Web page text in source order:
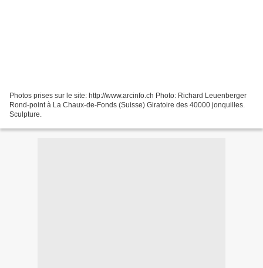
Photos prises sur le site: http://www.arcinfo.ch Photo: Richard Leuenberger
Rond-point à La Chaux-de-Fonds (Suisse) Giratoire des 40000 jonquilles.
Sculpture.